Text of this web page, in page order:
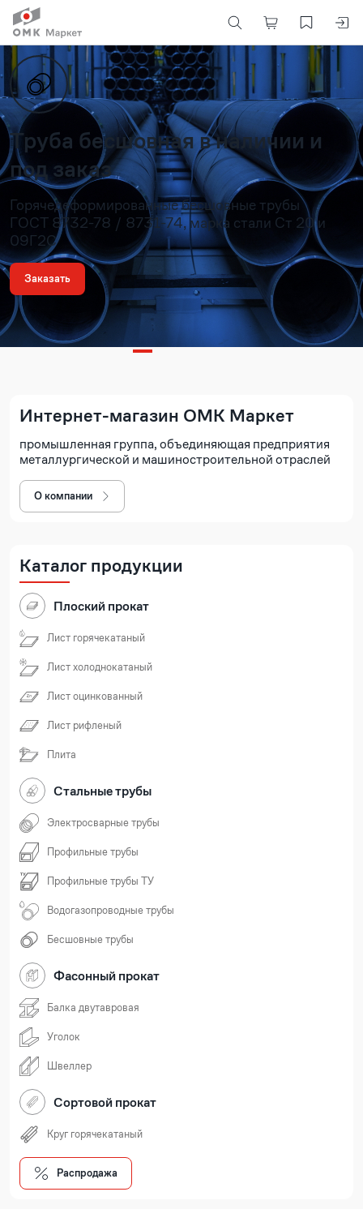
Труба бесшовная в наличии и
под заказ
Горячедеформированные бесшовные трубы
ГОСТ 8732-78 / 8731-74, марка стали Ст 20 и
09Г2С
Заказать
Интернет-магазин ОМК Маркет
промышленная группа, объединяющая предприятия
металлургической и машиностроительной отраслей
О компании
Каталог продукции
Плоский прокат
Лист горячекатаный
Лист холоднокатаный
Лист оцинкованный
Лист рифленый
Плита
Стальные трубы
Электросварные трубы
Профильные трубы
Профильные трубы ТУ
Водогазопроводные трубы
Бесшовные трубы
Фасонный прокат
Балка двутавровая
Уголок
Швеллер
Сортовой прокат
Круг горячекатаный
Распродажа